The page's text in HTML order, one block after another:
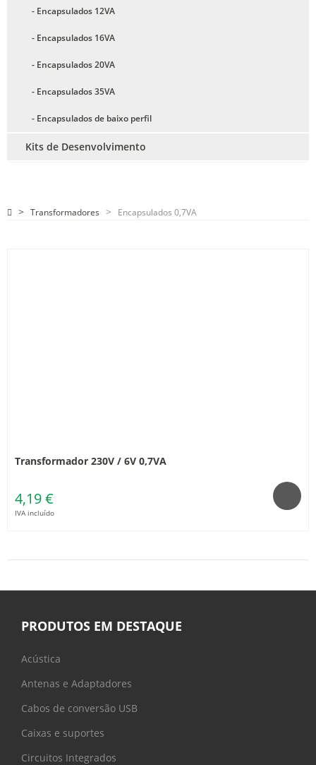
- Encapsulados 12VA
- Encapsulados 16VA
- Encapsulados 20VA
- Encapsulados 35VA
- Encapsulados de baixo perfil
Kits de Desenvolvimento
Transformadores Encapsulados 0,7VA
Transformador 230V / 6V 0,7VA
4,19 €
IVA incluído
PRODUTOS EM DESTAQUE
Acústica
Antenas e Adaptadores
Cabos de conversão USB
Caixas e suportes
Circuitos Integrados